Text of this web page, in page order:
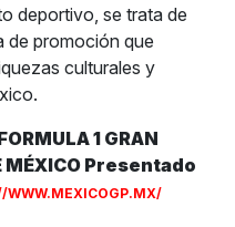
deportivo, se trata de
de promoción que
culturales y
1 GRAN
MÉXICO Presentado
WWW.MEXICOGP.MX/